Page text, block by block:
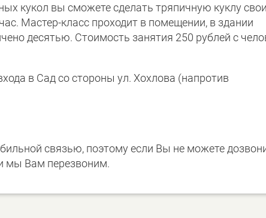
кукол вы сможете сделать тряпичную куклу
Мастер-класс проходит в помещении, в здании
десятью. Стоимость занятия 250 рублей с
в Сад со стороны ул. Хохлова (напротив
связью, поэтому если Вы не можете
мы Вам перезвоним.